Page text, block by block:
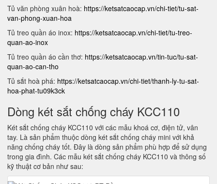
Tủ văn phòng xuân hoà: https://ketsatcaocap.vn/chi-tiet/tu-sat-
van-phong-xuan-hoa
Tủ treo quần áo inox: https://ketsatcaocap.vn/chi-tiet/tu-treo-
quan-ao-inox
Tủ treo quần áo cần thơ: https://ketsatcaocap.vn/tin-tuc/tu-sat-
quan-ao-can-tho
Tủ sắt hoà phá: https://ketsatcaocap.vn/chi-tiet/thanh-ly-tu-sat-
hoa-phat-tu09k3ck
Dòng két sắt chống cháy KCC110
Két sắt chống cháy KCC110 với các mẫu khoá cơ, điện tử, vân
tay. Là sản phẩm thuộc dòng két sắt chống cháy mini với khả
năng chống cháy tốt. Đây là dòng sản phẩm phù hợp để sử dụng
trong gia đình. Các mẫu két sắt chống cháy KCC110 và thông số
kỹ thuật cơ bản như sau: